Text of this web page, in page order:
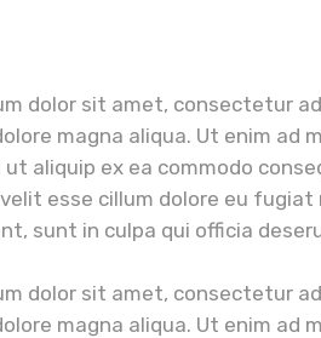
dolor sit amet, consectetur
magna aliqua. Ut enim ad
ut aliquip ex ea commodo
esse cillum dolore eu
sunt in culpa qui officia
dolor sit amet, consectetur
magna aliqua. Ut enim ad